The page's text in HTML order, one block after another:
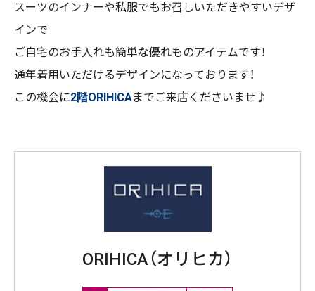
スーツのインナーや私服でもお召しいただきやすいデザ
インで
ご自宅のお手入れも簡単な優れものアイテムです！
通年着用いただけるデザインになっております！
この機会に2階ORIHICAまでご来店くださいませ♪
ORIHICA（オリヒカ）